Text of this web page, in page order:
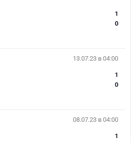
1
0
13.07.23 в 04:00
1
0
08.07.23 в 04:00
1